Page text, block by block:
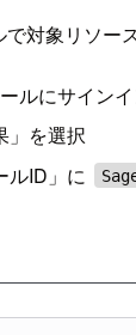
対象リソー
ルにサイン
」を選択
ルID」に